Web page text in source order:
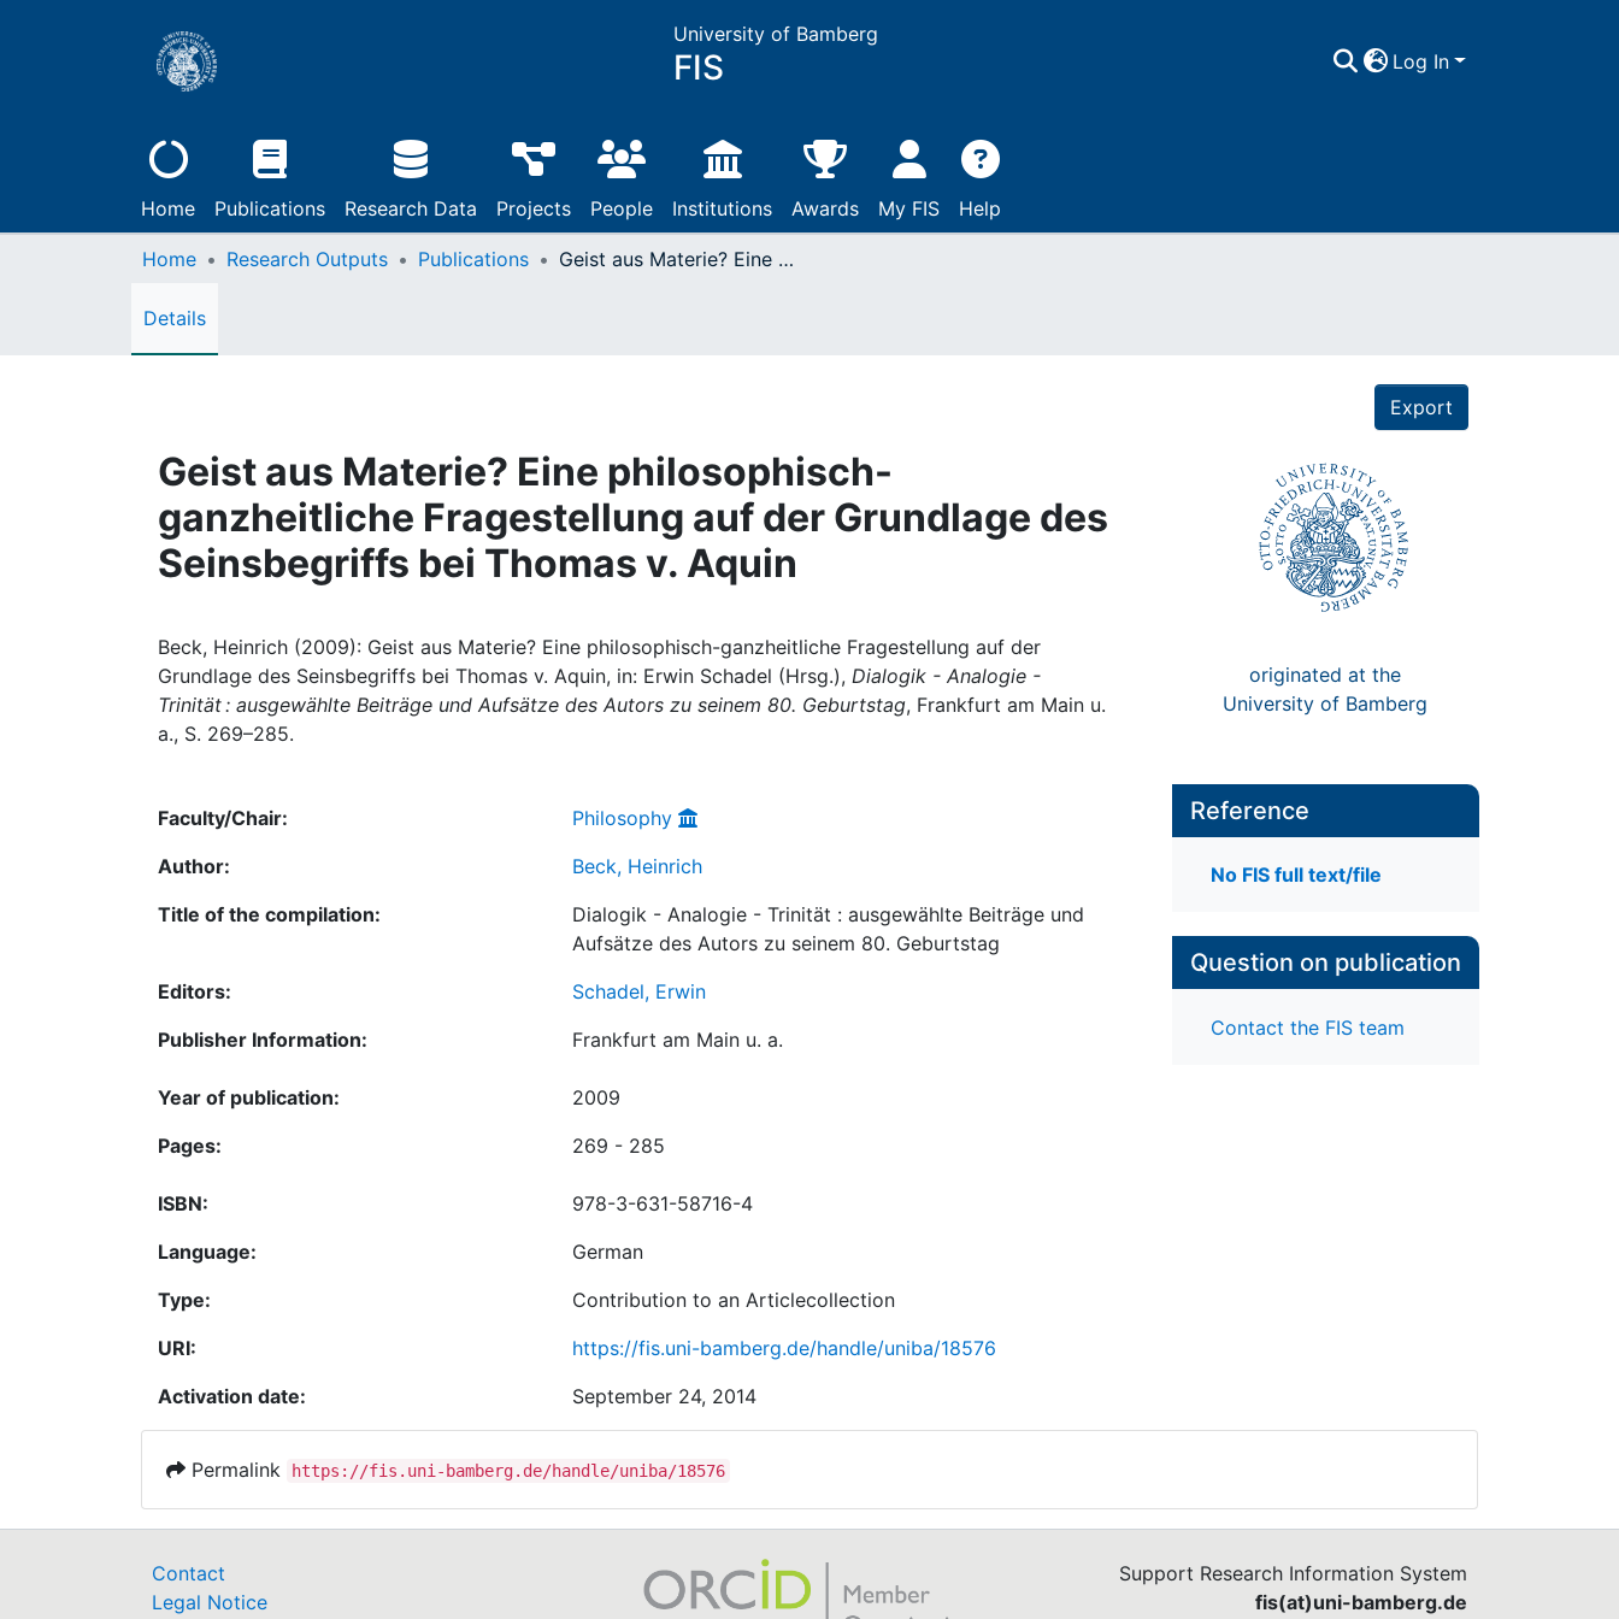
University of Bamberg
FIS Log In
Home Publications Research Data Projects People Institutions Awards My FIS Help
Home Research Outputs Publications Geist aus Materie? Eine philosophisch-ganzheitliche Fragestellung auf der Grundlage des Seinsbegriffs bei Thomas v. Aquin
Details
Export
Geist aus Materie? Eine philosophisch-
ganzheitliche Fragestellung auf der Grundlage des
Seinsbegriffs bei Thomas v. Aquin
Beck, Heinrich (2009): Geist aus Materie? Eine philosophisch-ganzheitliche Fragestellung auf der
Grundlage des Seinsbegriffs bei Thomas v. Aquin, in: Erwin Schadel (Hrsg.), Dialogik - Analogie -
Trinität : ausgewählte Beiträge und Aufsätze des Autors zu seinem 80. Geburtstag, Frankfurt am Main u.
a., S. 269–285.
originated at the
University of Bamberg
Faculty/Chair:
Philosophy
Author:
Beck, Heinrich
Title of the compilation:
Dialogik - Analogie - Trinität : ausgewählte Beiträge und
Aufsätze des Autors zu seinem 80. Geburtstag
Editors:
Schadel, Erwin
Publisher Information:
Frankfurt am Main u. a.
Year of publication:
2009
Pages:
269 - 285
ISBN:
978-3-631-58716-4
Language:
German
Type:
Contribution to an Articlecollection
URI:
https://fis.uni-bamberg.de/handle/uniba/18576
Activation date:
September 24, 2014
Reference
No FIS full text/file
Question on publication
Contact the FIS team
Permalink https://fis.uni-bamberg.de/handle/uniba/18576
Contact
Legal Notice
Support Research Information System
fis(at)uni-bamberg.de